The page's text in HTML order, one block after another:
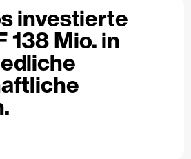
investierte
138 Mio. in